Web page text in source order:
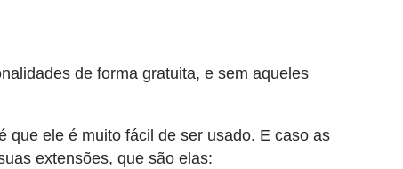
de forma gratuita, e sem aqueles
que ele é muito fácil de ser usado. E caso as
extensões, que são elas: